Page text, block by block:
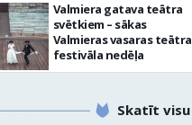
Valmiera gatava teātra
svētkiem – sākas
Valmieras vasaras teātra
festivāla nedēļa
Skatīt visu